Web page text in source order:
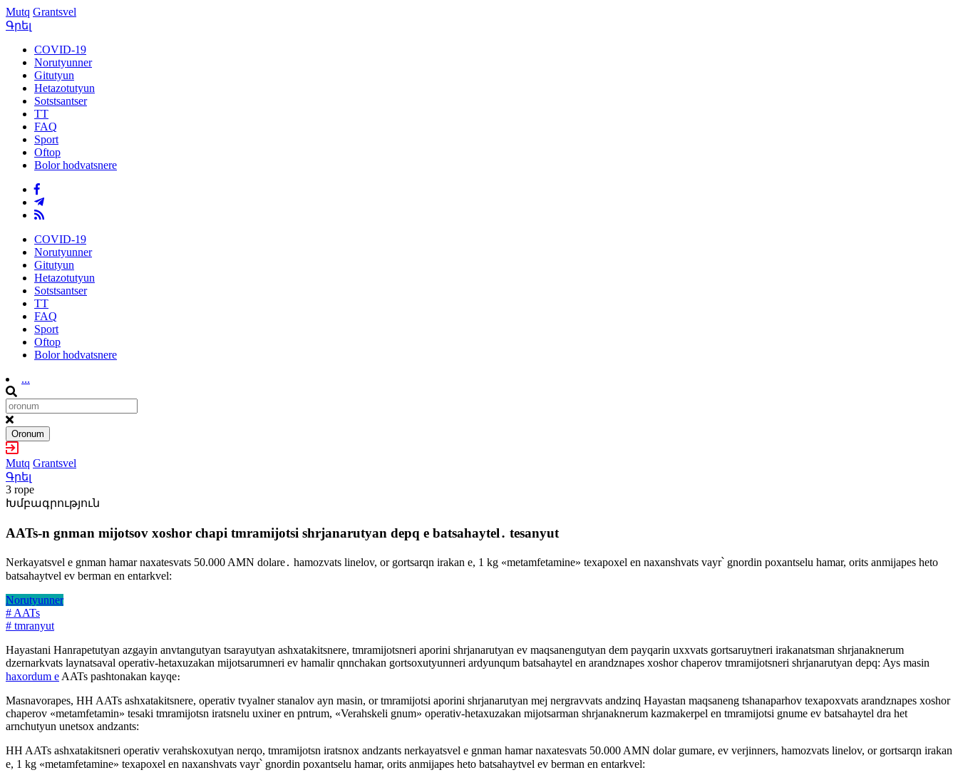
Mutq Grantsvel
Գրել
COVID-19
Norutyunner
Gitutyun
Hetazotutyun
Sotstsantser
TT
FAQ
Sport
Oftop
Bolor hodvatsnere
COVID-19
Norutyunner
Gitutyun
Hetazotutyun
Sotstsantser
TT
FAQ
Sport
Oftop
Bolor hodvatsnere
...
Oronum
Mutq Grantsvel
Գրել
3 rope
Խմբագրություն
AATs-n gnman mijotsov xoshor chapi tmramijotsi shrjanarutyan depq e batsahaytel․ tesanyut
Nerkayatsvel e gnman hamar naxatesvats 50.000 AMN dolare․ hamozvats linelov, or gortsarqn irakan e, 1 kg «metamfetamine» texapoxel en naxanshvats vayr՝ gnordin poxantselu hamar, orits anmijapes heto
batsahaytvel ev berman en entarkvel:
Norutyunner
# AATs
# tmranyut
Hayastani Hanrapetutyan azgayin anvtangutyan tsarayutyan ashxatakitsnere, tmramijotsneri aporini shrjanarutyan ev maqsanengutyan dem payqarin uxxvats gortsaruytneri irakanatsman shrjanaknerum
dzernarkvats laynatsaval operativ-hetaxuzakan mijotsarumneri ev hamalir qnnchakan gortsoxutyunneri ardyunqum batsahaytel en arandznapes xoshor chaperov tmramijotsneri shrjanarutyan depq: Ays masin
haxordum eAATs pashtonakan kayqe։
Masnavorapes, HH AATs ashxatakitsnere, operativ tvyalner stanalov ayn masin, or tmramijotsi aporini shrjanarutyan mej nergravvats andzinq Hayastan maqsaneng tshanaparhov texapoxvats arandznapes xoshor
chaperov «metamfetamin» tesaki tmramijotsn iratsnelu uxiner en pntrum, «Verahskeli gnum» operativ-hetaxuzakan mijotsarman shrjanaknerum kazmakerpel en tmramijotsi gnume ev batsahaytel dra het
arnchutyun unetsox andzants:
HH AATs ashxatakitsneri operativ verahskoxutyan nerqo, tmramijotsn iratsnox andzants nerkayatsvel e gnman hamar naxatesvats 50.000 AMN dolar gumare, ev verjinners, hamozvats linelov, or gortsarqn irakan
e, 1 kg «metamfetamine» texapoxel en naxanshvats vayr՝ gnordin poxantselu hamar, orits anmijapes heto batsahaytvel ev berman en entarkvel: